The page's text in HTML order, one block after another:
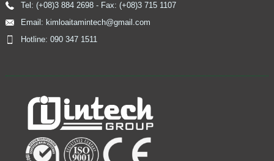
Tel: (+08)3 884 2698 - Fax: (+08)3 715 1107
Email: kimloaitamintech@gmail.com
Hotline: 090 347 1511